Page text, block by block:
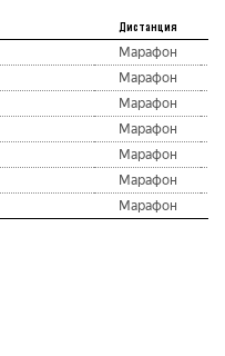
Дистанция
Марафон
Марафон
Марафон
Марафон
Марафон
Марафон
Марафон